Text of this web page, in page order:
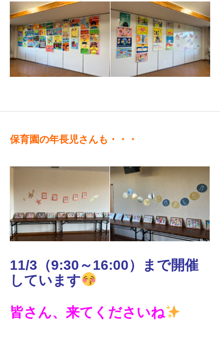
保育園の年長児さんも・・・
11/3（9:30～16:00）まで開催
しています
皆さん、来てくださいね